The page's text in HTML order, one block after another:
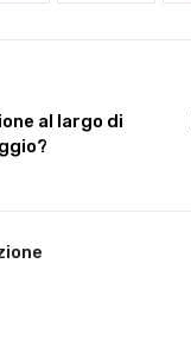
al largo di